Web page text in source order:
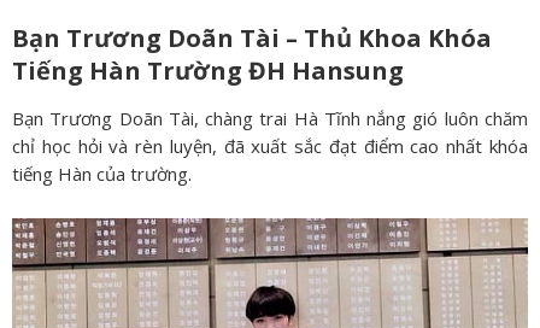
Bạn Trương Doãn Tài – Thủ Khoa Khóa
Tiếng Hàn Trường ĐH Hansung
Bạn Trương Doãn Tài, chàng trai Hà Tĩnh nắng gió luôn chăm
chỉ học hỏi và rèn luyện, đã xuất sắc đạt điểm cao nhất khóa
tiếng Hàn của trường.